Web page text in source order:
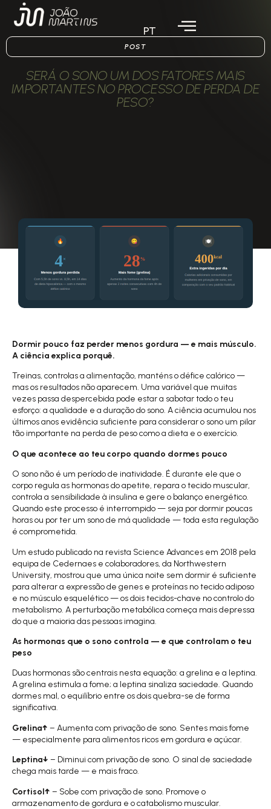
PT
POST
SERÁ O SONO UM DOS FATORES MAIS
IMPORTANTES NO PROCESSO DE PERDA DE
PESO?
Dormir pouco faz perder menos gordura — e mais músculo.
A ciência explica porquê.
Treinas, controlas a alimentação, manténs o défice calórico —
mas os resultados não aparecem. Uma variável que muitas
vezes passa despercebida pode estar a sabotar todo o teu
esforço: a qualidade e a duração do sono. A ciência acumulou nos
últimos anos evidência suficiente para considerar o sono um pilar
tão importante na perda de peso como a dieta e o exercício.
O que acontece ao teu corpo quando dormes pouco
O sono não é um período de inatividade. É durante ele que o
corpo regula as hormonas do apetite, repara o tecido muscular,
controla a sensibilidade à insulina e gere o balanço energético.
Quando este processo é interrompido — seja por dormir poucas
horas ou por ter um sono de má qualidade — toda esta regulação
é comprometida.
Um estudo publicado na revista Science Advances em 2018 pela
equipa de Cedernaes e colaboradores, da Northwestern
University, mostrou que uma única noite sem dormir é suficiente
para alterar a expressão de genes e proteínas no tecido adiposo
e no músculo esquelético — os dois tecidos-chave no controlo do
metabolismo. A perturbação metabólica começa mais depressa
do que a maioria das pessoas imagina.
As hormonas que o sono controla — e que controlam o teu
peso
Duas hormonas são centrais nesta equação: a grelina e a leptina.
A grelina estimula a fome; a leptina sinaliza saciedade. Quando
dormes mal, o equilíbrio entre os dois quebra-se de forma
significativa.
Grelina↑ – Aumenta com privação de sono. Sentes mais fome
— especialmente para alimentos ricos em gordura e açúcar.
Leptina↓ – Diminui com privação de sono. O sinal de saciedade
chega mais tarde — e mais fraco.
Cortisol↑ – Sobe com privação de sono. Promove o
armazenamento de gordura e o catabolismo muscular.